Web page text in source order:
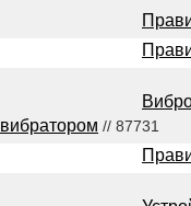
вибратором // 87731